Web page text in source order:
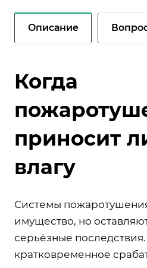
Описание
Когда
приносит
влагу
Системы
имущество, но
серьёзные
кратковременное